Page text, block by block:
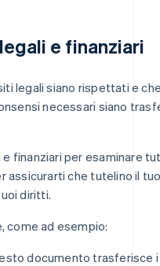
e finanziari
legali siano rispettati e
necessari siano
finanziari per esaminare
assicurarti che tutelino il
diritti.
come ad esempio:
documento trasferisce i